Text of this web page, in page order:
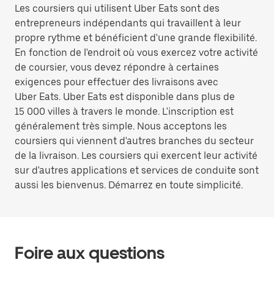
Les coursiers qui utilisent Uber Eats sont des
entrepreneurs indépendants qui travaillent à leur
propre rythme et bénéficient d'une grande flexibilité.
En fonction de l'endroit où vous exercez votre activité
de coursier, vous devez répondre à certaines
exigences pour effectuer des livraisons avec
Uber Eats. Uber Eats est disponible dans plus de
15 000 villes à travers le monde. L'inscription est
généralement très simple. Nous acceptons les
coursiers qui viennent d'autres branches du secteur
de la livraison. Les coursiers qui exercent leur activité
sur d'autres applications et services de conduite sont
aussi les bienvenus. Démarrez en toute simplicité.
Foire aux questions